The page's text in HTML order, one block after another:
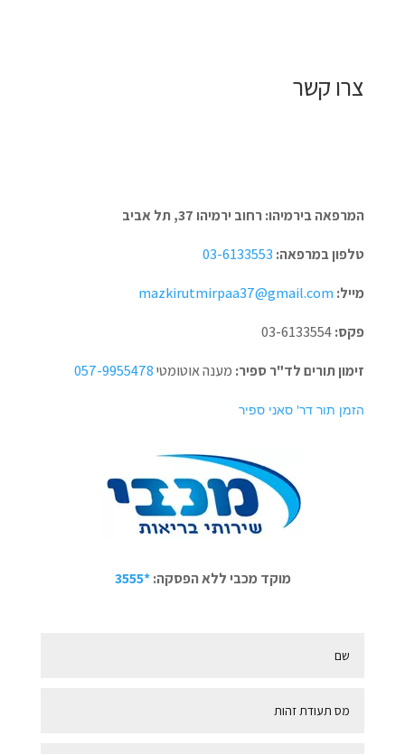
צרו קשר
המרפאה בירמיהו: רחוב ירמיהו 37, תל אביב
טלפון במרפאה: 03-6133553
מייל:mazkirutmirpaa37@gmail.com
פקס:
זימון תורים לד"ר ספיר: מענה אוטומטי057-9955478
הזמן תור דר' סאני ספיר
מוקד מכבי ללא הפסקה:*3555